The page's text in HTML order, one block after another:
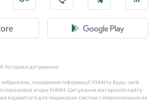
Усі права дотримано.
зображень, поширення інформації УНІАН у будь-якій
письмової згоди УНІАН. Цитування матеріалів сайту
відкритого для пошукових систем гіперпосилання на